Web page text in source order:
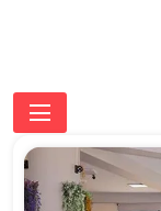
Bayburt